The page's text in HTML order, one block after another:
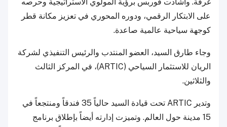
على الابتكار الرقمي، ودوره المحوري في تعزيز مكانة قطر
كوجهة سياحية عالمية صاعدة.
وجاء طارق السيد، العضو المنتدب والرئيس التنفيذي لشركة
الريان للاستثمار السياحي (ARTIC)، في المركز الثالث
والثلاثين.
وتدير ARTIC تحت قيادة السيد حالياً 35 فندقاً ومنتجعاً في
15 مدينة حول العالم. وتميزت إدارته أيضاً بإطلاق برنامج